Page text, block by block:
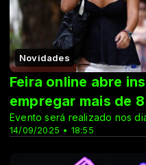
Novidades
14/09/2025 • 18:55
Feira online abre
empregar mais de
Evento será realizado nos